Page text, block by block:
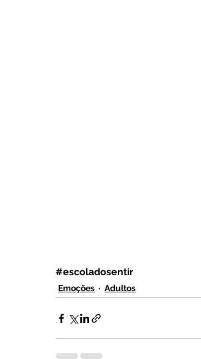
#escoladosentir
Emoções Adultos